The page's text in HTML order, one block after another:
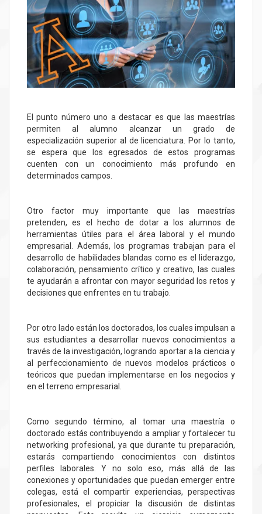
El punto número uno a destacar es que las maestrías
permiten al alumno alcanzar un grado de
especialización superior al de licenciatura. Por lo tanto,
se espera que los egresados de estos programas
cuenten con un conocimiento más profundo en
determinados campos.
Otro factor muy importante que las maestrías
pretenden, es el hecho de dotar a los alumnos de
herramientas útiles para el área laboral y el mundo
empresarial. Además, los programas trabajan para el
desarrollo de habilidades blandas como es el liderazgo,
colaboración, pensamiento crítico y creativo, las cuales
te ayudarán a afrontar con mayor seguridad los retos y
decisiones que enfrentes en tu trabajo.
Por otro lado están los doctorados, los cuales impulsan a
sus estudiantes a desarrollar nuevos conocimientos a
través de la investigación, logrando aportar a la ciencia y
al perfeccionamiento de nuevos modelos prácticos o
teóricos que puedan implementarse en los negocios y
en el terreno empresarial.
Como segundo término, al tomar una maestría o
doctorado estás contribuyendo a ampliar y fortalecer tu
networking profesional, ya que durante tu preparación,
estarás compartiendo conocimientos con distintos
perfiles laborales. Y no solo eso, más allá de las
conexiones y oportunidades que puedan emerger entre
colegas, está el compartir experiencias, perspectivas
profesionales, el propiciar la discusión de distintas